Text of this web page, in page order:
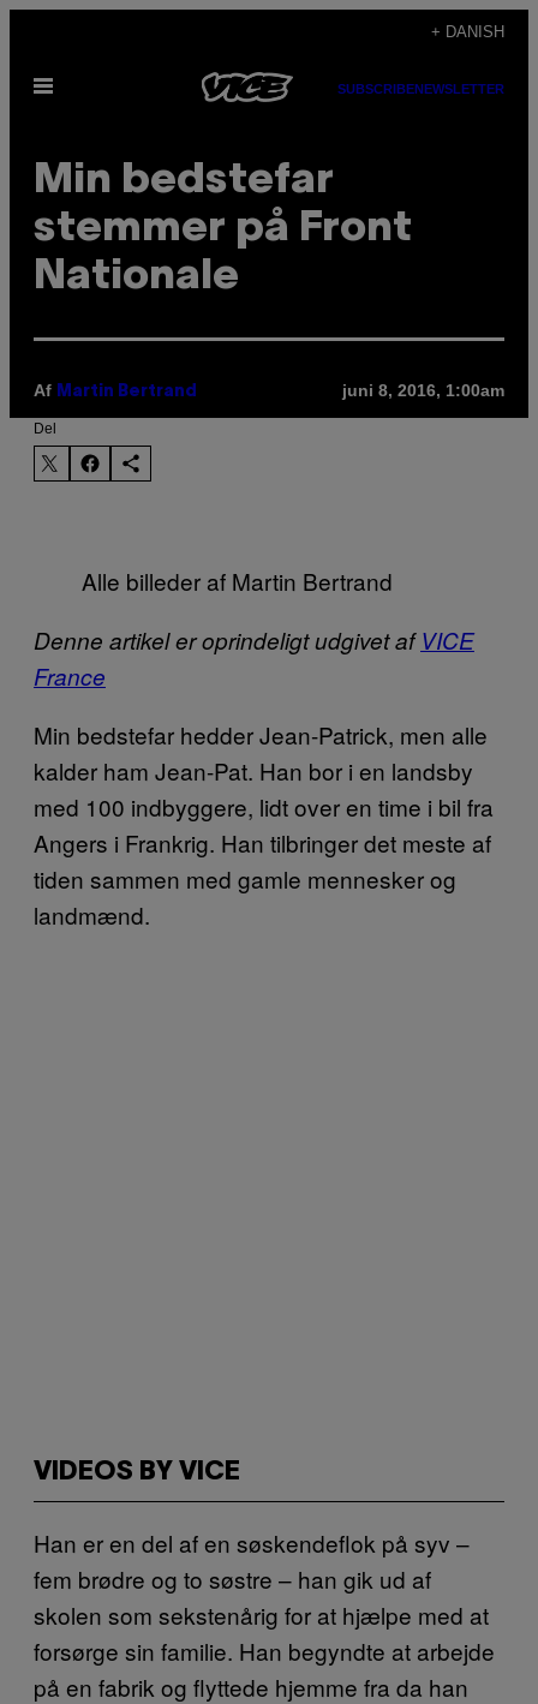
indhold
+ DANISH
Åbn
SUBSCRIBENEWSLETTER
Min bedstefar
stemmer på Front
Nationale
Af Martin Bertrand juni 8, 2016, 1:00am
Del
Alle billeder af Martin Bertrand
Denne artikel er oprindeligt udgivet afVICE
France
Min bedstefar hedder Jean-Patrick, men alle
kalder ham Jean-Pat. Han bor i en landsby
med 100 indbyggere, lidt over en time i bil fra
Angers i Frankrig. Han tilbringer det meste af
tiden sammen med gamle mennesker og
landmænd.
VIDEOS BY VICE
Han er en del af en søskendeflok på syv –
fem brødre og to søstre – han gik ud af
skolen som sekstenårig for at hjælpe med at
forsørge sin familie. Han begyndte at arbejde
på en fabrik og flyttede hjemme fra da han